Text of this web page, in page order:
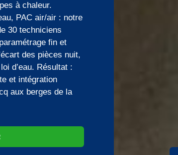
à chaleur.
PAC air/air : notre
30 techniciens
fin et
des pièces nuit,
d’eau. Résultat :
et intégration
aux berges de la